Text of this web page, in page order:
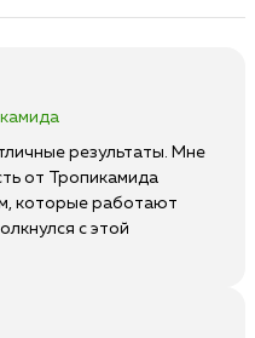
результаты. Мне
от Тропикамида
которые работают
с этой